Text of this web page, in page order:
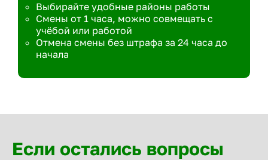
Выбирайте удобные районы работы
Смены от 1 часа, можно совмещать с
учёбой или работой
Отмена смены без штрафа за 24 часа до
начала
Если остались вопросы